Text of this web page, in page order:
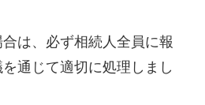
は、必ず相続人全員に報
通じて適切に処理しまし